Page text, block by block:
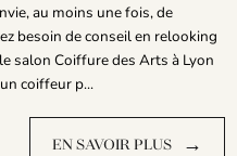
au moins une fois, de
besoin de conseil en relooking
salon Coiffure des Arts à Lyon
coiffeur p...
EN SAVOIR PLUS →